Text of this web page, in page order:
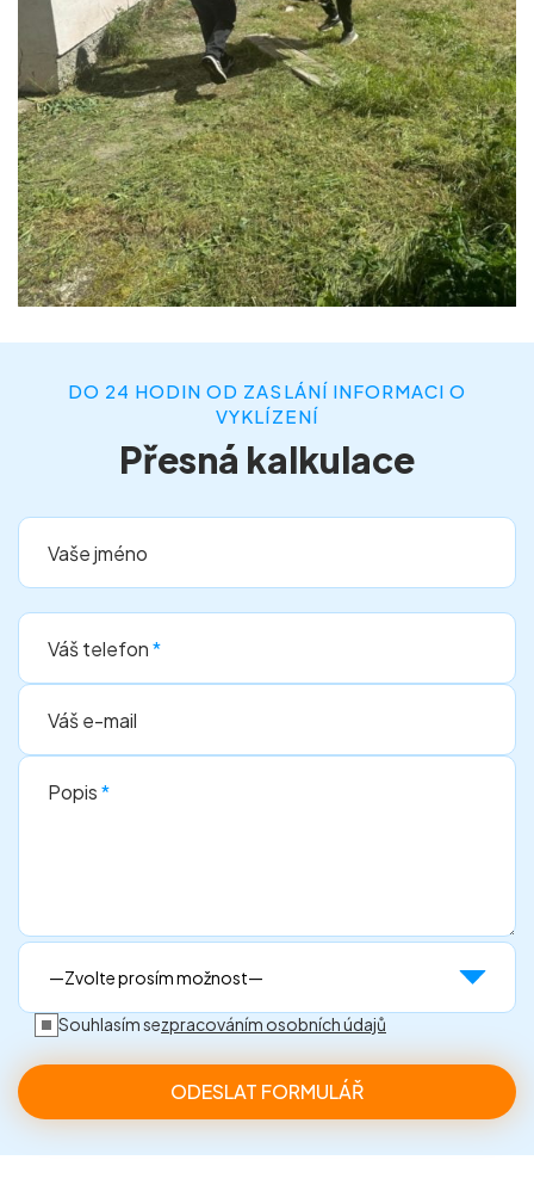
DO 24 HODIN OD ZASLÁNÍ INFORMACI O
VYKLÍZENÍ
Přesná kalkulace
Vaše jméno
Váš telefon*
Váš e-mail
Popis*
Souhlasím sezpracováním osobních údajů